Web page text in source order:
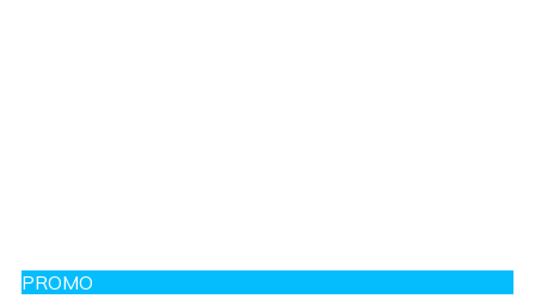
PROMO